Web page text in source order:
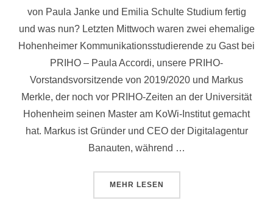
von Paula Janke und Emilia Schulte Studium fertig
und was nun? Letzten Mittwoch waren zwei ehemalige
Hohenheimer Kommunikationsstudierende zu Gast bei
PRIHO – Paula Accordi, unsere PRIHO-
Vorstandsvorsitzende von 2019/2020 und Markus
Merkle, der noch vor PRIHO-Zeiten an der Universität
Hohenheim seinen Master am KoWi-Institut gemacht
hat. Markus ist Gründer und CEO der Digitalagentur
Banauten, während …
MEHR ÜBER „ALUMNI-EVENT MIT
LESEN